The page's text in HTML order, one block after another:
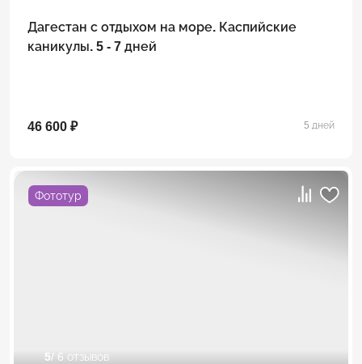
Дагестан с отдыхом на море. Каспийские
каникулы. 5 - 7 дней
46 600 ₽ 5 дней
Фототур
5/ 6 отзывов